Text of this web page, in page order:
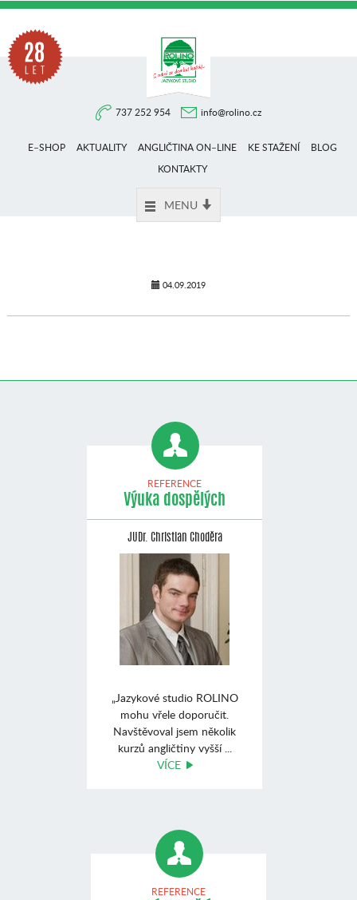
737 252 954 info@rolino.cz
E–SHOP AKTUALITY ANGLIČTINA ON–LINE KE STAŽENÍ
BLOG
KONTAKTY
MENU
04.09.2019
REFERENCE
Výuka dospělých
JUDr. Christian Choděra
„Jazykové studio ROLINO
mohu vřele doporučit.
Navštěvoval jsem několik
kurzů angličtiny vyšší ...
VÍCE
REFERENCE